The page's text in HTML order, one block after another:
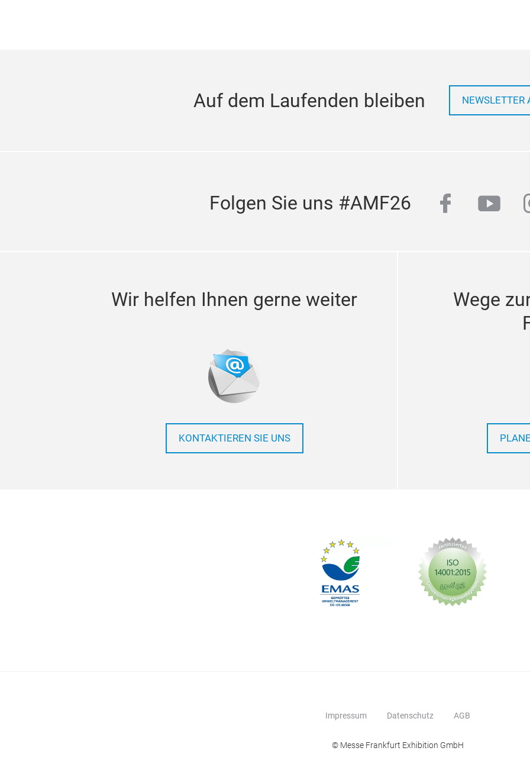
Auf dem Laufenden bleiben NEWSLETTER
Folgen Sie uns #AMF26 facebook
Wir helfen Ihnen gerne weiter
KONTAKTIEREN SIE UNS
Wege
Impressum Datenschutz AGB
© Messe Frankfurt Exhibition GmbH